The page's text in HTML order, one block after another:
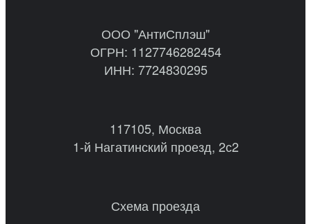
ООО "АнтиСплэш"
ОГРН: 1127746282454
ИНН: 7724830295
117105, Москва
1-й Нагатинский проезд, 2с2
Схема проезда